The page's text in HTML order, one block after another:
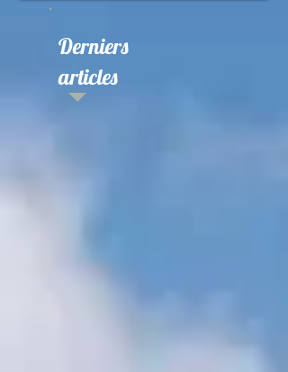
Derniers
articles